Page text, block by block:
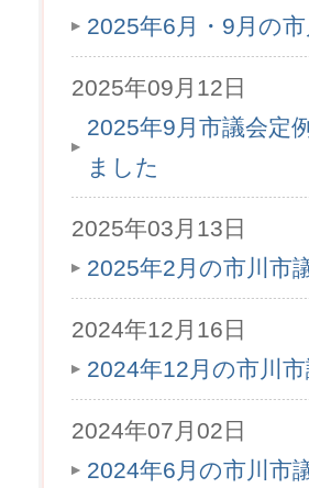
2025年6月・9月の
2025年09月12日
2025年9月市議会定
ました
2025年03月13日
2025年2月の市川市
2024年12月16日
2024年12月の市川
2024年07月02日
2024年6月の市川市